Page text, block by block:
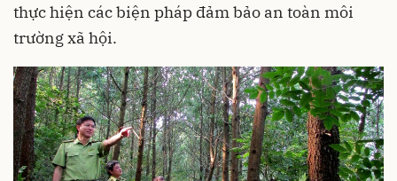
thực hiện các biện pháp đảm bảo an toàn môi
trường xã hội.